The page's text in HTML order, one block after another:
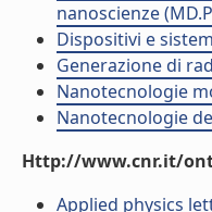
nanoscienze
Dispositivi e
Generazione di
Nanotecnologie
Nanotecnologie
Http://www.cnr.it/
Applied physics